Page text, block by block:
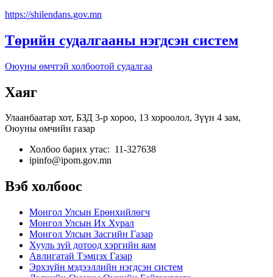
https://shilendans.gov.mn
Төрийн судалгааны нэгдсэн систем
Оюуны өмчтэй холбоотой судалгаа
Хаяг
Улаанбаатар хот, БЗД 3-р хороо, 13 хороолол, Зүүн 4 зам,
Оюуны өмчийн газар
Холбоо барих утас: 11-327638
ipinfo@ipom.gov.mn
Вэб холбоос
Монгол Улсын Ерөнхийлөгч
Монгол Улсын Их Хурал
Монгол Улсын Засгийн Газар
Хууль зүй дотоод хэргийн яам
Авлигатай Тэмцэх Газар
Эрхзүйн мэдээллийн нэгдсэн систем